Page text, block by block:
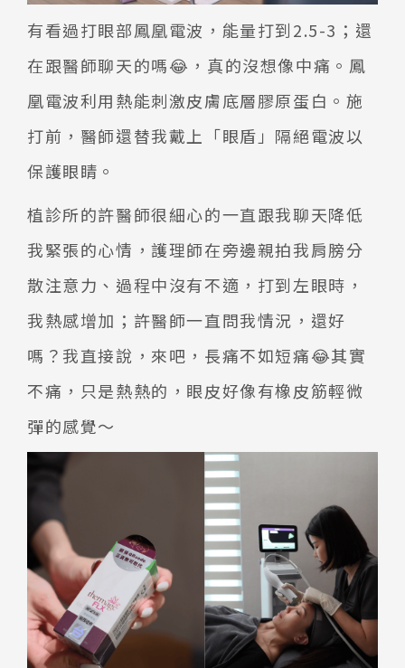
有看過打眼部鳳凰電波，能量打到2.5-3；還
在跟醫師聊天的嗎😂，真的沒想像中痛。鳳
凰電波利用熱能刺激皮膚底層膠原蛋白。施
打前，醫師還替我戴上「眼盾」隔絕電波以
保護眼睛。
植診所的許醫師很細心的一直跟我聊天降低
我緊張的心情，護理師在旁邊親拍我肩膀分
散注意力、過程中沒有不適，打到左眼時，
我熱感增加；許醫師一直問我情況，還好
嗎？我直接說，來吧，長痛不如短痛😂其實
不痛，只是熱熱的，眼皮好像有橡皮筋輕微
彈的感覺～